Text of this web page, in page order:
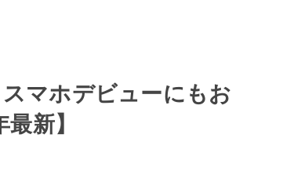
マホデビューにもお
新】